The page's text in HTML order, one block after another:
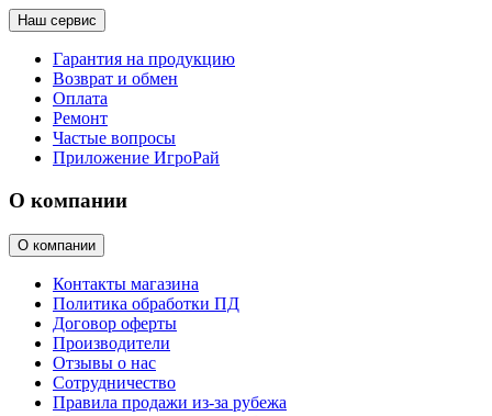
Наш сервис
Гарантия на продукцию
Возврат и обмен
Оплата
Ремонт
Частые вопросы
Приложение ИгроРай
О компании
О компании
Контакты магазина
Политика обработки ПД
Договор оферты
Производители
Отзывы о нас
Сотрудничество
Правила продажи из-за рубежа